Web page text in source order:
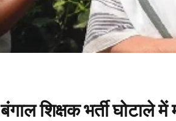
बंगाल शिक्षक भर्ती घोटाले